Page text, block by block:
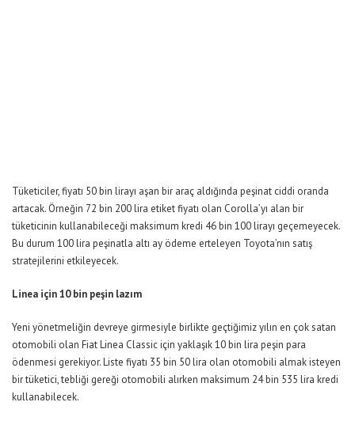
Tüketiciler, fiyatı 50 bin lirayı aşan bir araç aldığında peşinat ciddi oranda
artacak. Örneğin 72 bin 200 lira etiket fiyatı olan Corolla’yı alan bir
tüketicinin kullanabileceği maksimum kredi 46 bin 100 lirayı geçemeyecek.
Bu durum 100 lira peşinatla altı ay ödeme erteleyen Toyota’nın satış
stratejilerini etkileyecek.
Linea için 10 bin peşin lazım
Yeni yönetmeliğin devreye girmesiyle birlikte geçtiğimiz yılın en çok satan
otomobili olan Fiat Linea Classic için yaklaşık 10 bin lira peşin para
ödenmesi gerekiyor. Liste fiyatı 35 bin 50 lira olan otomobili almak isteyen
bir tüketici, tebliği gereği otomobili alırken maksimum 24 bin 535 lira kredi
kullanabilecek.